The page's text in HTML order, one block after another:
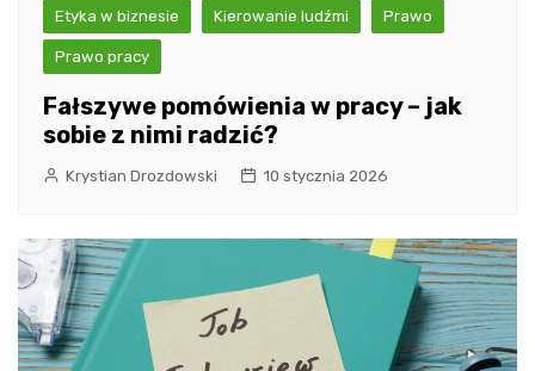
Etyka w biznesie Kierowanie ludźmi Prawo
Prawo pracy
Fałszywe pomówienia w pracy – jak
sobie z nimi radzić?
Krystian Drozdowski 10 stycznia 2026